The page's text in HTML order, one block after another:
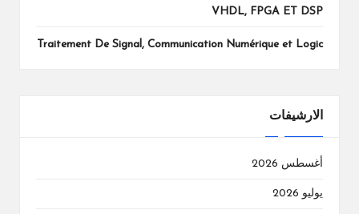
VHDL, FPGA ET DSP
Traitement De Signal, Communication Numérique et Logic
الارشيفات
أغسطس 2026
يوليو 2026